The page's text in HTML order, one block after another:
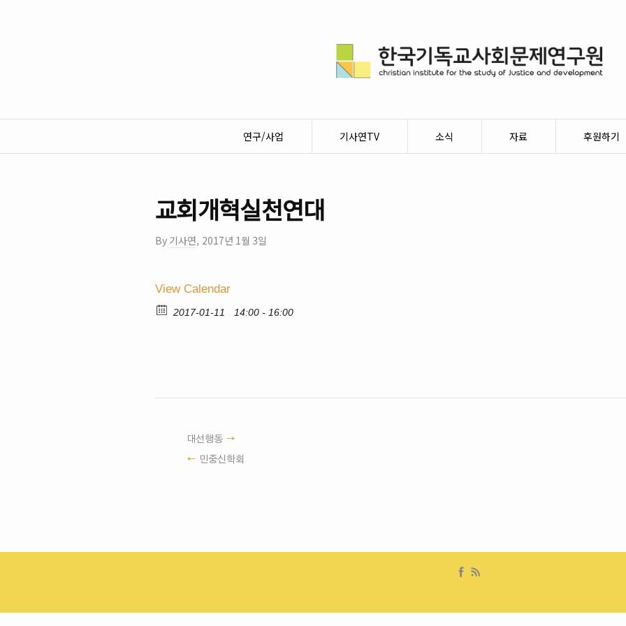
연구/사업 기사연TV 소식 자료 후원하기
교회개혁실천연대
By 기사연, 2017년 1월 3일
View Calendar
2017-01-11 14:00 - 16:00
대선행동
민중신학회